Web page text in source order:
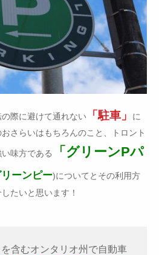
際に避けて通れない 「駐車」
に
さらいはもちろんのこと、トロント
味方である
「グリーンPパ
ーンピー)についてとその利用方
たいと思います！
を含むオンタリオ州で自動車